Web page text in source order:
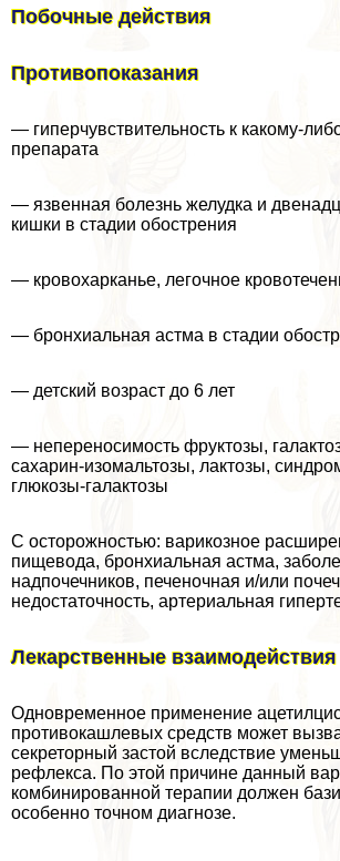
Побочные действия
Противопоказания
— гиперчувствительность к какому-
препарата
— язвенная болезнь желудка и
кишки в стадии обострения
— кровохарканье, легочное
— бронхиальная астма в стадии
— детский возраст до 6 лет
— непереносимость фруктозы,
сахарин-изомальтозы, лактозы,
глюкозы-галактозы
С осторожностью: варикозное
пищевода, бронхиальная астма,
надпочечников, печеночная и/или
недостаточность, артериальная
Лекарственные взаимодействия
Одновременное применение
противокашлевых средств может
секреторный застой вследствие
рефлекса. По этой причине данный
комбинированной терапии должен
особенно точном диагнозе.